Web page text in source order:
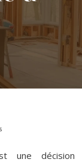
une décision